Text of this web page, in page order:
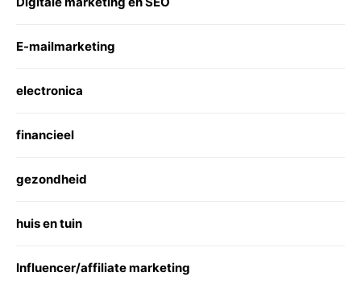
E-mailmarketing
electronica
financieel
gezondheid
huis en tuin
Influencer/affiliate marketing